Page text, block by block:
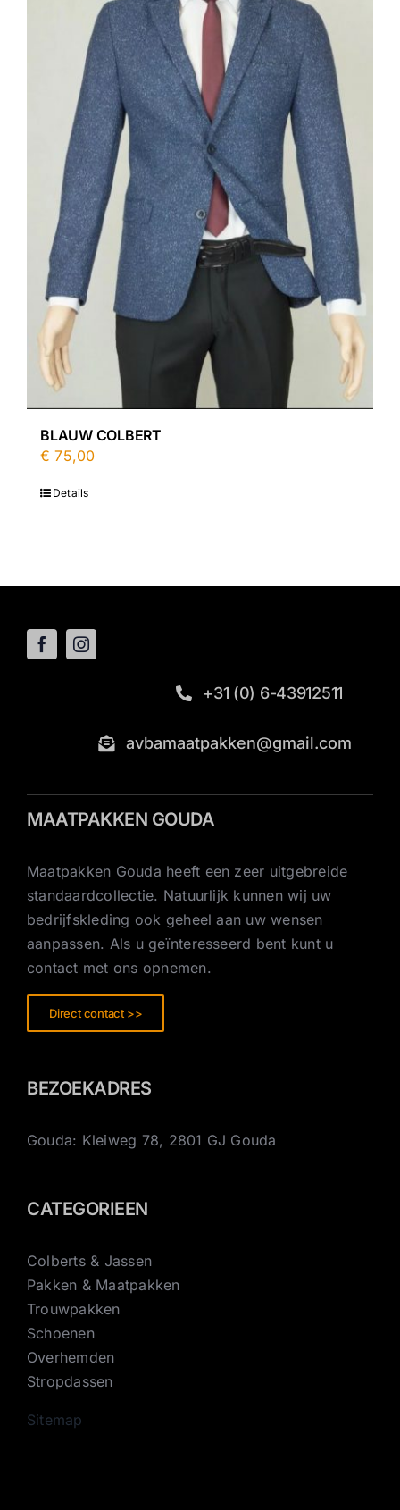
BLAUW COLBERT
€ 75,00
Details
+31 (0) 6-43912511
avbamaatpakken@gmail.com
MAATPAKKEN GOUDA
Maatpakken Gouda heeft een zeer uitgebreide
standaardcollectie. Natuurlijk kunnen wij uw
bedrijfskleding ook geheel aan uw wensen
aanpassen. Als u geïnteresseerd bent kunt u
contact met ons opnemen.
Direct contact >>
BEZOEKADRES
Gouda: Kleiweg 78, 2801 GJ Gouda
CATEGORIEEN
Colberts & Jassen
Pakken & Maatpakken
Trouwpakken
Schoenen
Overhemden
Stropdassen
Sitemap